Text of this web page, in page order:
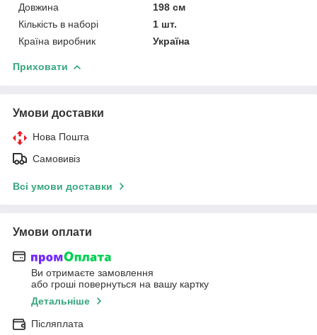
Довжина
198 см
Кількість в наборі
1 шт.
Країна виробник
Україна
Приховати
Умови доставки
Нова Пошта
Самовивіз
Всі умови доставки
Умови оплати
Ви отримаєте замовлення
або гроші повернуться на вашу картку
Детальніше
Післяплата